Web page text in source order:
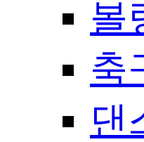
볼
축
댄